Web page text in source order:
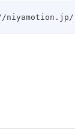
niyamotion.jp/